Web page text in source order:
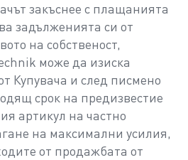
закъснее с плащанията
задълженията си от
на собственост,
може да изиска
Купувача и след писмено
срок на предизвестие
артикул на частно
на максимални усилия,
от продажбата от